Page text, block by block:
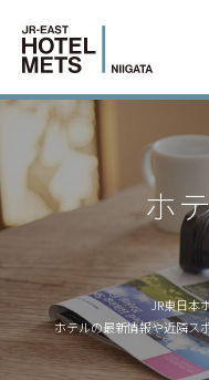
ホ
JR東日本
ホテルの最新情報や近隣ス